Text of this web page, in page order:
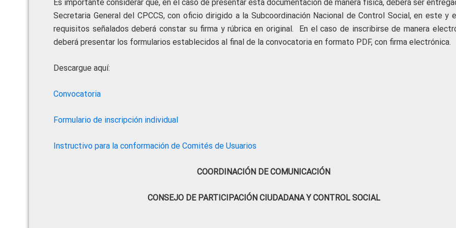
Es importante considerar que, en el caso de presentar esta documentación de manera física, deberá ser
Secretaria General del CPCCS, con oficio dirigido a la Subcoordinación Nacional de Control Social, en este y
requisitos señalados deberá constar su firma y rúbrica en original. En el caso de inscribirse de manera
deberá presentar los formularios establecidos al final de la convocatoria en formato PDF, con firma electrónica.
Descargue aquí:
Convocatoria
Formulario de inscripción individual
Instructivo para la conformación de Comités de Usuarios
COORDINACIÓN DE COMUNICACIÓN
CONSEJO DE PARTICIPACIÓN CIUDADANA Y CONTROL SOCIAL